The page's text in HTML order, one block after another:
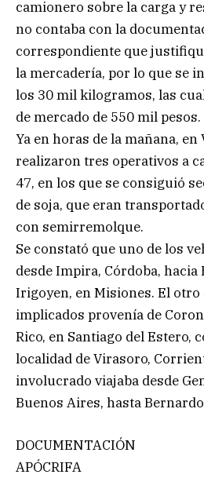
camionero sobre la carga y
no contaba con la
correspondiente que
la mercadería, por lo que se
los 30 mil kilogramos, las
de mercado de 550 mil pesos.
Ya en horas de la mañana,
realizaron tres operativos a
47, en los que se consiguió
de soja, que eran
con semirremolque.
Se constató que uno de los
desde Impira, Córdoba, hacia
Irigoyen, en Misiones. El otro
implicados provenía de
Rico, en Santiago del Estero,
localidad de Virasoro,
involucrado viajaba desde
Buenos Aires, hasta
DOCUMENTACIÓN
APÓCRIFA